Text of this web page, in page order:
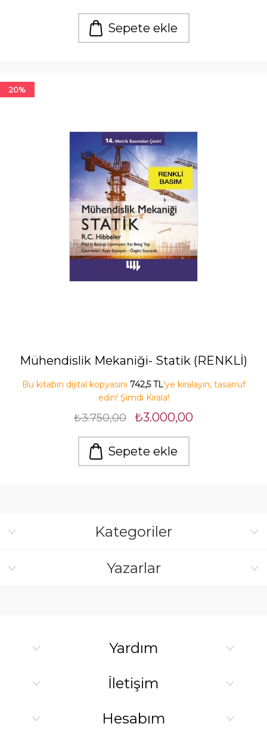
Sepete ekle
20%
Mühendislik Mekaniği- Statik (RENKLİ)
Bu kitabın dijital kopyasını 742,5 TL'ye kiralayın, tasarruf
edin! Şimdi Kirala!
₺3.750,00 ₺3.000,00
Sepete ekle
Kategoriler
Yazarlar
Yardım
İletişim
Hesabım